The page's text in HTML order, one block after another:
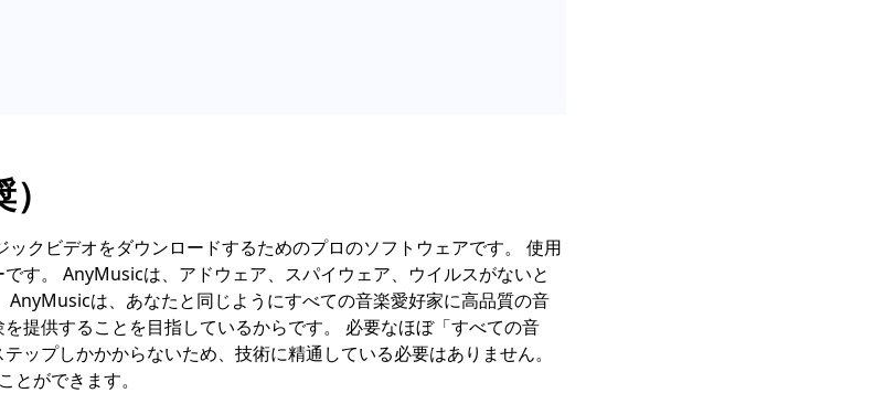
ックビデオをダウンロードするためのプロのソフトウェアです。 使用
す。 AnyMusicは、アドウェア、スパイウェア、ウイルスがないと
AnyMusicは、あなたと同じようにすべての音楽愛好家に高品質の音
提供することを目指しているからです。 必要なほぼ「すべての音
ップしかかからないため、技術に精通している必要はありません。
ができます。